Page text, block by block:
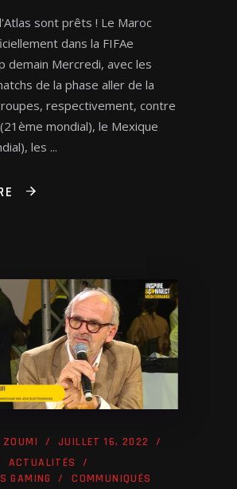
sont prêts ! Le Maroc
dans la FIFAe
demain Mercredi, avec les
de la phase aller de la
respectivement, contre
mondial), le Mexique
les
JUILLET 16, 2022
ACTUALITÉS
GAMING
COMMUNIQUÉS